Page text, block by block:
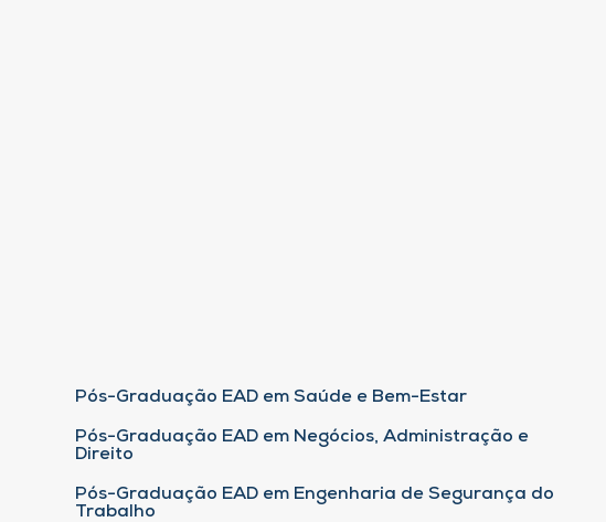
Pós-Graduação EAD em Saúde e Bem-Estar
Pós-Graduação EAD em Negócios, Administração e
Direito
Pós-Graduação EAD em Engenharia de Segurança do
Trabalho